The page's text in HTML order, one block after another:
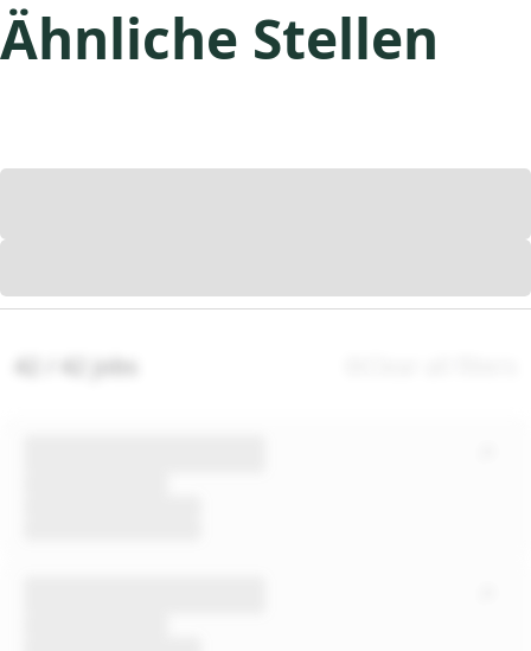
Ähnliche Stellen
42 / 42 jobs